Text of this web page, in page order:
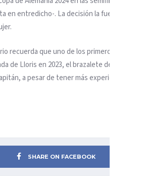
en entredicho-. La decisión la fue
recuerda que uno de los primeros
de Lloris en 2023, el brazalete de capitán
a pesar de tener más experiencia
SHARE ON FACEBOOK